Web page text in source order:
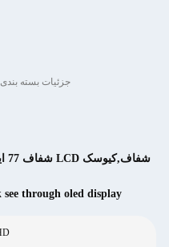
جزئیات بسته
see through oled display